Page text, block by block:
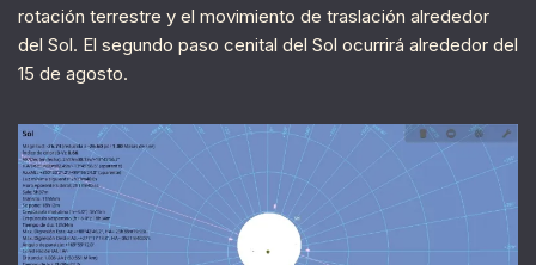
rotación terrestre y el movimiento de traslación alrededor
del Sol. El segundo paso cenital del Sol ocurrirá alrededor del
15 de agosto.